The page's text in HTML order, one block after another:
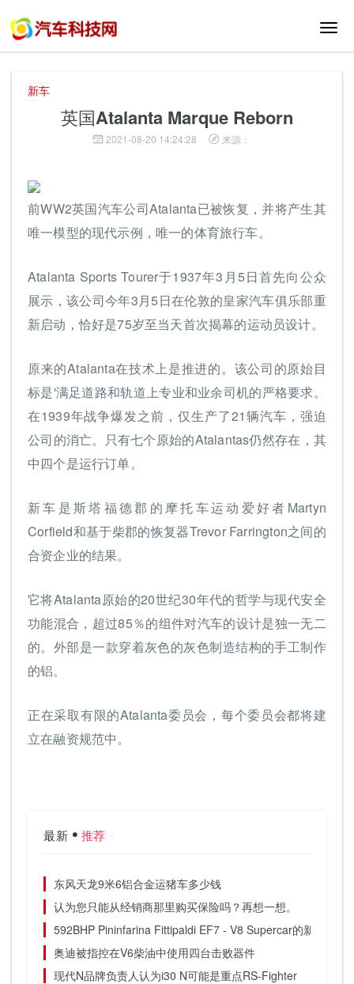
切
新车
英国Atalanta Marque Reborn
2021-08-20 14:24:28 来源：
前WW2英国汽车公司Atalanta已被恢复，并将产生其
唯一模型的现代示例，唯一的体育旅行车。
Atalanta Sports Tourer于1937年3月5日首先向公众
展示，该公司今年3月5日在伦敦的皇家汽车俱乐部重
新启动，恰好是75岁至当天首次揭幕的运动员设计。
原来的Atalanta在技术上是推进的。该公司的原始目
标是'满足道路和轨道上专业和业余司机的严格要求。
在1939年战争爆发之前，仅生产了21辆汽车，强迫
公司的消亡。只有七个原始的Atalantas仍然存在，其
中四个是运行订单。
新车是斯塔福德郡的摩托车运动爱好者Martyn
Corfield和基于柴郡的恢复器Trevor Farrington之间的
合资企业的结果。
它将Atalanta原始的20世纪30年代的哲学与现代安全
功能混合，超过85％的组件对汽车的设计是独一无二
的。外部是一款穿着灰色的灰色制造结构的手工制作
的铝。
正在采取有限的Atalanta委员会，每个委员会都将建
立在融资规范中。
最新 推荐
东风天龙9米6铝合金运猪车多少钱
认为您只能从经销商那里购买保险吗？再想一想。
592BHP Pininfarina Fittipaldi EF7 - V8 Supercar的新照片
奥迪被指控在V6柴油中使用四台击败器件
现代N品牌负责人认为i30 N可能是重点RS-Fighter